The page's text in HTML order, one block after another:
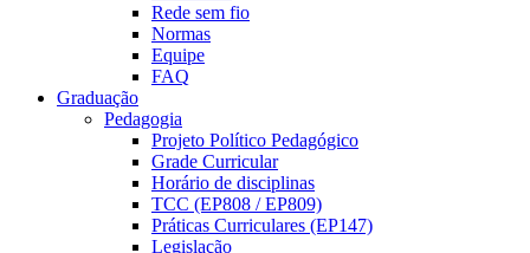
Rede sem fio
Normas
Equipe
FAQ
Graduação
Pedagogia
Projeto Político Pedagógico
Grade Curricular
Horário de disciplinas
TCC (EP808 / EP809)
Práticas Curriculares (EP147)
Legislação